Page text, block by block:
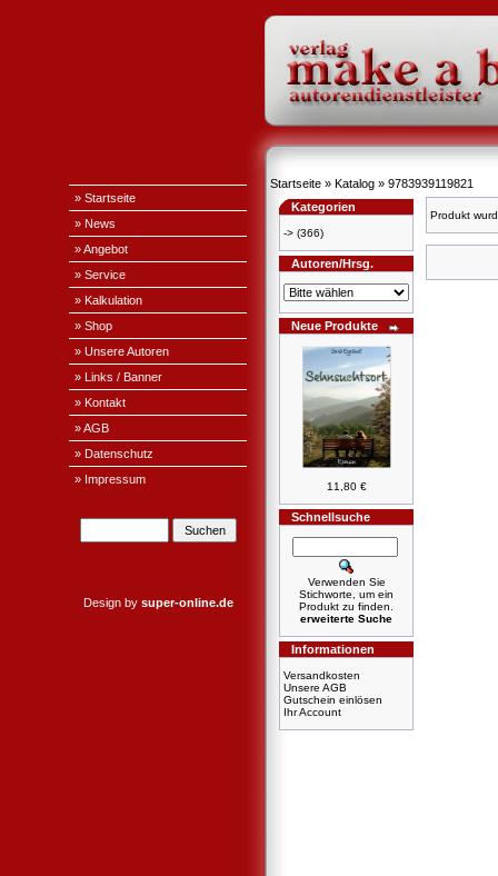
» Startseite
» News
» Angebot
» Service
» Kalkulation
» Shop
» Unsere Autoren
» Links / Banner
» Kontakt
» AGB
» Datenschutz
» Impressum
Design by super-online.de
Startseite » Katalog » 9783939119821
Kategorien
-> (366)
Autoren/Hrsg.
Neue Produkte
11,80 €
Schnellsuche
Verwenden Sie
Stichworte, um ein
Produkt zu finden.
erweiterte Suche
Informationen
Versandkosten
Unsere AGB
Gutschein einlösen
Ihr Account
Produkt